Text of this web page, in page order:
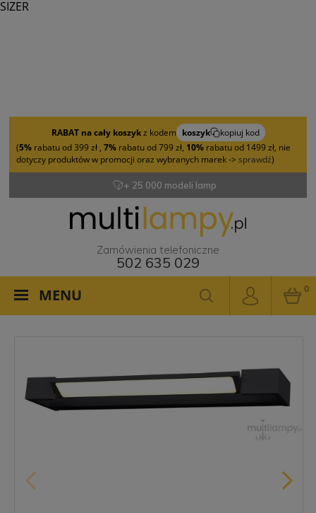
RABAT na cały koszykz kodem koszyk
kopiuj kod
(5% rabatu od 399 zł , 7% rabatu od 799 zł, 10% rabatu od 1499 zł, nie
dotyczy produktów w promocji oraz wybranych marek -> sprawdź)
+ 25 000 modeli lamp
Zamówienia telefoniczne
502 635 029
MENU 0
SIZER